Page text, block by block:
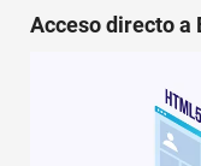
Acceso directo a